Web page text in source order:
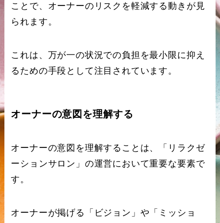
ことで、オーナーのリスクを軽減する動きが見
られます。
これは、万が一の状況での負担を最小限に抑え
るための手段として注目されています。
オーナーの意図を理解する
オーナーの意図を理解することは、「リラクゼ
ーションサロン」の運営において重要な要素で
す。
オーナーが掲げる「ビジョン」や「ミッショ